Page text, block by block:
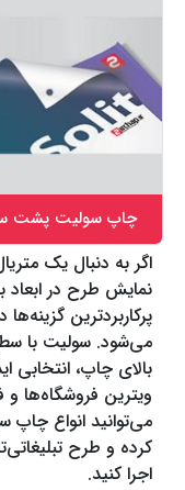
چاپ سولیت پشت
اگر به دنبال یک
نمایش طرح در
پرکاربردترین گزینه‌ها
می‌شود. سولیت با
بالای چاپ، انتخابی
ویترین فروشگاه‌ها
می‌توانید انواع چاپ
کرده و طرح
اجرا کنید.